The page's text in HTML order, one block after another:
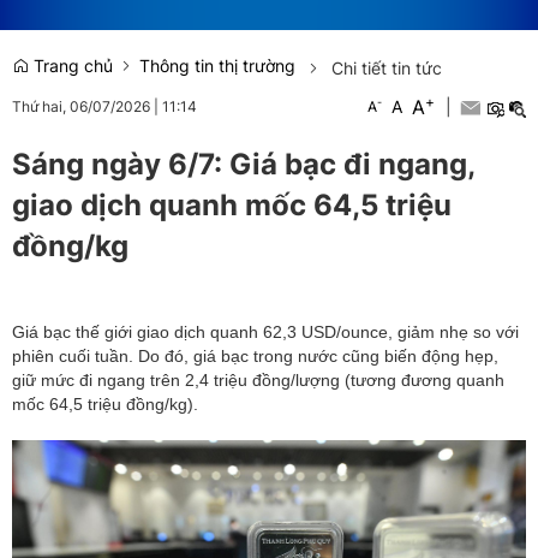
Trang chủ Thông tin thị trường Chi tiết tin tức
Thứ hai, 06/07/2026 11:14 A- A A+
Sáng ngày 6/7: Giá bạc đi ngang,
giao dịch quanh mốc 64,5 triệu
đồng/kg
Giá bạc thế giới giao dịch quanh 62,3 USD/ounce, giảm nhẹ so với
phiên cuối tuần. Do đó, giá bạc trong nước cũng biến động hẹp,
giữ mức đi ngang trên 2,4 triệu đồng/lượng (tương đương quanh
mốc 64,5 triệu đồng/kg).